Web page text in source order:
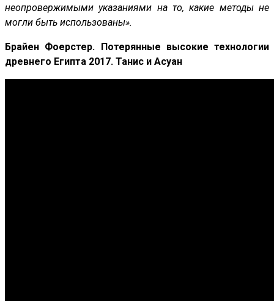
неопровержимыми указаниями на то, какие методы не
могли быть использованы».
Брайен Фоерстер. Потерянные высокие технологии
древнего Египта 2017. Танис и Асуан